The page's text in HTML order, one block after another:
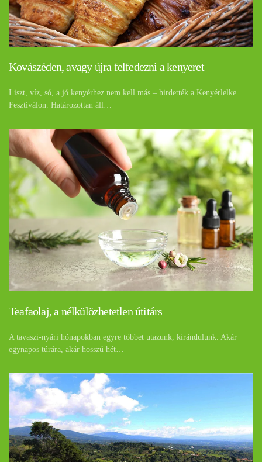
Kovászéden, avagy újra felfedezni a kenyeret
Liszt, víz, só, a jó kenyérhez nem kell más – hirdették a Kenyérlelke
Fesztiválon. Határozottan áll…
Teafaolaj, a nélkülözhetetlen útitárs
A tavaszi-nyári hónapokban egyre többet utazunk, kirándulunk. Akár
egynapos túrára, akár hosszú hét…